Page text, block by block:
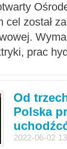
cel został
prac
Od
Polska
2022-06-02